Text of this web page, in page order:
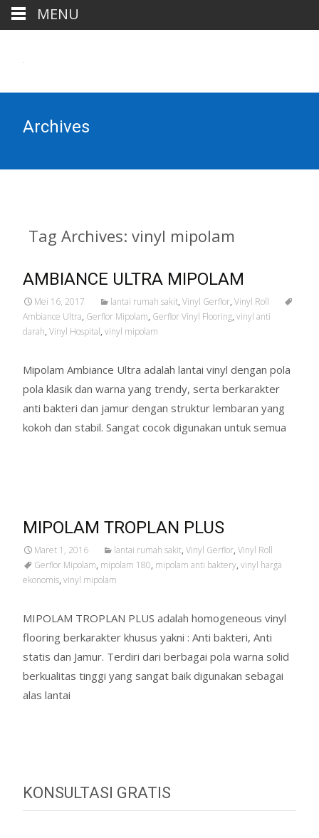
Archives
Tag Archives: vinyl mipolam
AMBIANCE ULTRA MIPOLAM
Mei 16, 2017 lantai rumah sakit, Vinyl Gerflor, Vinyl Roll
Ambiance Ultra, Gerflor Mipolam, Gerflor Vinyl Flooring, vinyl anti
darah, Vinyl Hospital, vinyl mipolam
Mipolam Ambiance Ultra adalah lantai vinyl dengan pola
pola klasik dan warna yang trendy, serta berkarakter
anti bakteri dan jamur dengan struktur lembaran yang
kokoh dan stabil. Sangat cocok digunakan untuk semua
MIPOLAM TROPLAN PLUS
Maret 1, 2016 lantai rumah sakit, Vinyl Gerflor, Vinyl Roll
Gerflor Mipolam, mipolam 180, mipolam anti baktery, vinyl harga
ekonomis, vinyl mipolam
MIPOLAM TROPLAN PLUS adalah homogeneous vinyl
flooring berkarakter khusus yakni : Anti bakteri, Anti
statis dan Jamur. Terdiri dari berbagai pola warna solid
berkualitas tinggi yang sangat baik digunakan sebagai
alas lantai
KONSULTASI GRATIS
MENU